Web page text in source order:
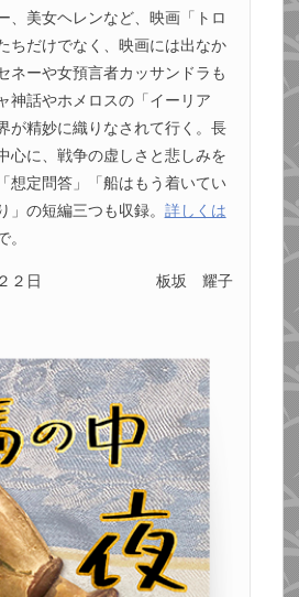
、美女ヘレンなど、映画「トロ
ちだけでなく、映画には出なか
ネーや女預言者カッサンドラも
神話やホメロスの「イーリア
が精妙に織りなされて行く。長
心に、戦争の虚しさと悲しみを
想定問答」「船はもう着いてい
」の短編三つも収録。 詳しくは
。
２日 板坂 耀子